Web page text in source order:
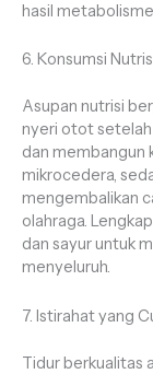
hasil
6. Konsumsi
Asupan nutrisi
nyeri otot
dan membangun
mikrocedera,
mengembalikan
olahraga.
dan sayur untuk
menyeluruh.
7. Istirahat yang
Tidur berkualitas